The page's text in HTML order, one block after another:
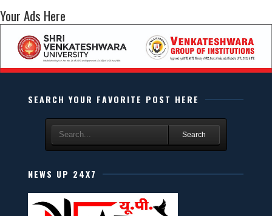
Your Ads Here
SEARCH YOUR FAVORITE POST HERE
Search
NEWS UP 24X7